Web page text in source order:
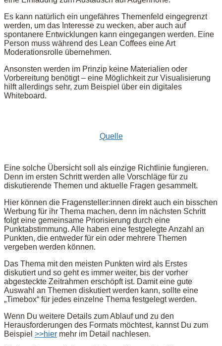
Es kann natürlich ein ungefähres Themenfeld eingegrenzt
werden, um das Interesse zu wecken, aber auch auf
spontanere Entwicklungen kann eingegangen werden. Eine
Person muss während des Lean Coffees eine Art
Moderationsrolle übernehmen.
Ansonsten werden im Prinzip keine Materialien oder
Vorbereitung benötigt – eine Möglichkeit zur Visualisierung
hilft allerdings sehr, zum Beispiel über ein digitales
Whiteboard.
Quelle
Eine solche Übersicht soll als einzige Richtlinie fungieren.
Denn im ersten Schritt werden alle Vorschläge für zu
diskutierende Themen und aktuelle Fragen gesammelt.
Hier können die Fragensteller:innen direkt auch ein bisschen
Werbung für ihr Thema machen, denn im nächsten Schritt
folgt eine gemeinsame Priorisierung durch eine
Punktabstimmung. Alle haben eine festgelegte Anzahl an
Punkten, die entweder für ein oder mehrere Themen
vergeben werden können.
Das Thema mit den meisten Punkten wird als Erstes
diskutiert und so geht es immer weiter, bis der vorher
abgesteckte Zeitrahmen erschöpft ist. Damit eine gute
Auswahl an Themen diskutiert werden kann, sollte eine
„Timebox“ für jedes einzelne Thema festgelegt werden.
Wenn Du weitere Details zum Ablauf und zu den
Herausforderungen des Formats möchtest, kannst Du zum
Beispiel >>hier mehr im Detail nachlesen.